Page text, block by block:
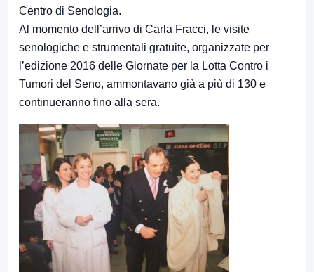
Centro di Senologia.
Al momento dell’arrivo di Carla Fracci, le visite
senologiche e strumentali gratuite, organizzate per
l’edizione 2016 delle Giornate per la Lotta Contro i
Tumori del Seno, ammontavano già a più di 130 e
continueranno fino alla sera.